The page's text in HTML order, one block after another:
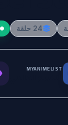
24 حلقة
MYANIMELIST